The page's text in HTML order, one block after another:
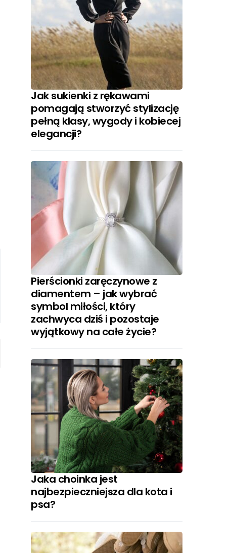
Jak sukienki z rękawami
pomagają stworzyć stylizację
pełną klasy, wygody i kobiecej
elegancji?
Pierścionki zaręczynowe z
diamentem – jak wybrać
symbol miłości, który
zachwyca dziś i pozostaje
wyjątkowy na całe życie?
Jaka choinka jest
najbezpieczniejsza dla kota i
psa?